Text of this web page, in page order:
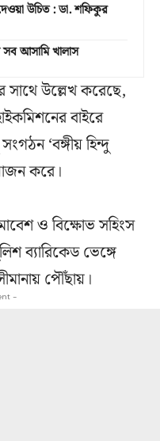
উচিত : ডা. শফিকুর
সব আসামি খালাস
সাথে উল্লেখ করেছে,
বাইরে
‘বঙ্গীয় হিন্দু
করে।
ও বিক্ষোভ সহিংস
ব্যারিকেড ভেঙ্গে
পৌঁছায়।
-